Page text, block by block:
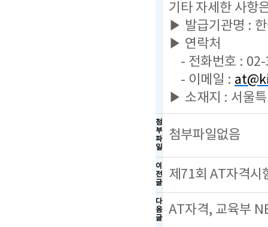
기타 자세한 사항
▶ 발급기관명 :
▶ 연락처
- 전화번호 :
- 이메일 :
▶ 소재지 : 서울
첨
부
파
일
첨부파일없음
이
전
글
제71회 AT자격시
다
음
글
AT자격, 교육부